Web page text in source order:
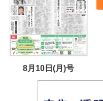
8月10日(月)号